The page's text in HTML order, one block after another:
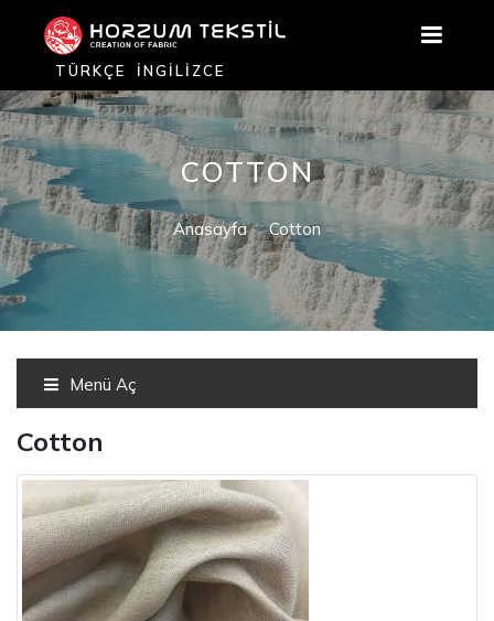
TÜRKÇE İNGILIZCE
COTTON
Anasayfa Cotton
Menü Aç
Cotton